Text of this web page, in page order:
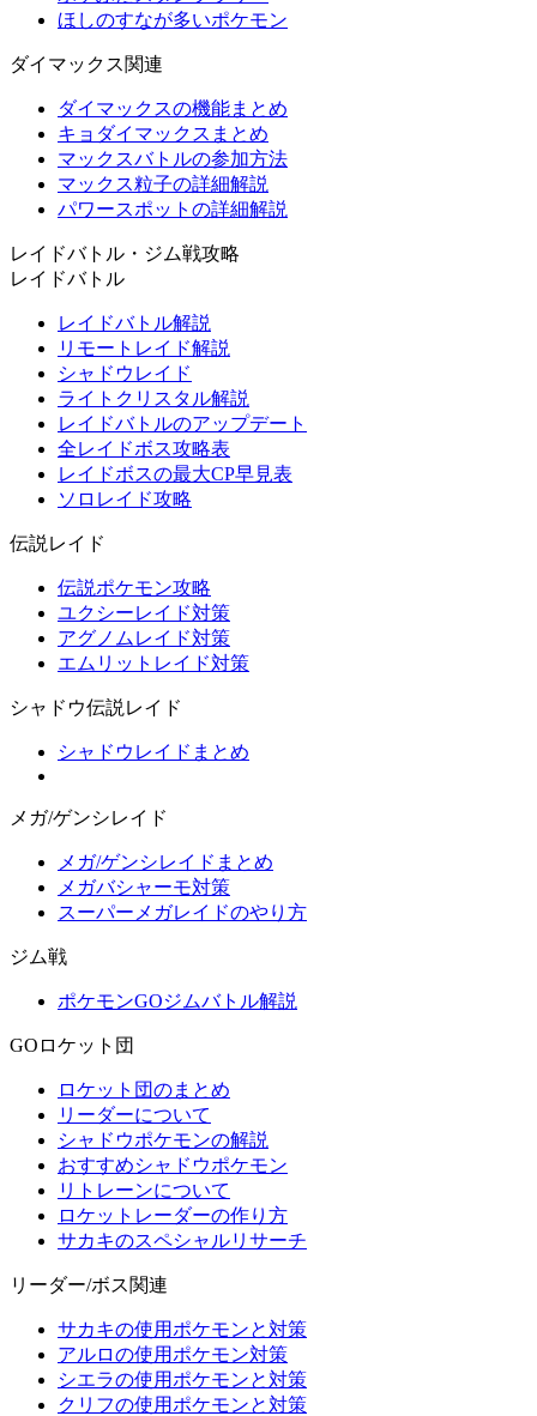
ほしのすなが多いポケモン
ダイマックス関連
ダイマックスの機能まとめ
キョダイマックスまとめ
マックスバトルの参加方法
マックス粒子の詳細解説
パワースポットの詳細解説
レイドバトル・ジム戦攻略
レイドバトル
レイドバトル解説
リモートレイド解説
シャドウレイド
ライトクリスタル解説
レイドバトルのアップデート
全レイドボス攻略表
レイドボスの最大CP早見表
ソロレイド攻略
伝説レイド
伝説ポケモン攻略
ユクシーレイド対策
アグノムレイド対策
エムリットレイド対策
シャドウ伝説レイド
シャドウレイドまとめ
メガ/ゲンシレイド
メガ/ゲンシレイドまとめ
メガバシャーモ対策
スーパーメガレイドのやり方
ジム戦
ポケモンGOジムバトル解説
GOロケット団
ロケット団のまとめ
リーダーについて
シャドウポケモンの解説
おすすめシャドウポケモン
リトレーンについて
ロケットレーダーの作り方
サカキのスペシャルリサーチ
リーダー/ボス関連
サカキの使用ポケモンと対策
アルロの使用ポケモン対策
シエラの使用ポケモンと対策
クリフの使用ポケモンと対策